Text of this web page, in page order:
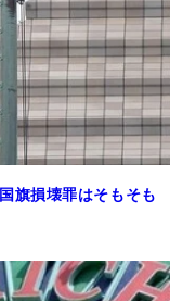
旗損壊罪はそもそも